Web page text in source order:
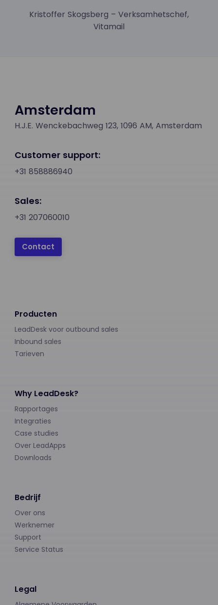
Kristoffer Skogsberg – Verksamhetschef,
Vitamail
Amsterdam
H.J.E. Wenckebachweg 123, 1096 AM, Amsterdam
Customer support:
+31 858886940
Sales:
+31 207060010
Contact
Producten
LeadDesk voor outbound sales
Inbound sales
Tarieven
Why LeadDesk?
Rapportages
Integraties
Case studies
Over LeadApps
Downloads
Bedrijf
Over ons
Werknemer
Support
Service Status
Legal